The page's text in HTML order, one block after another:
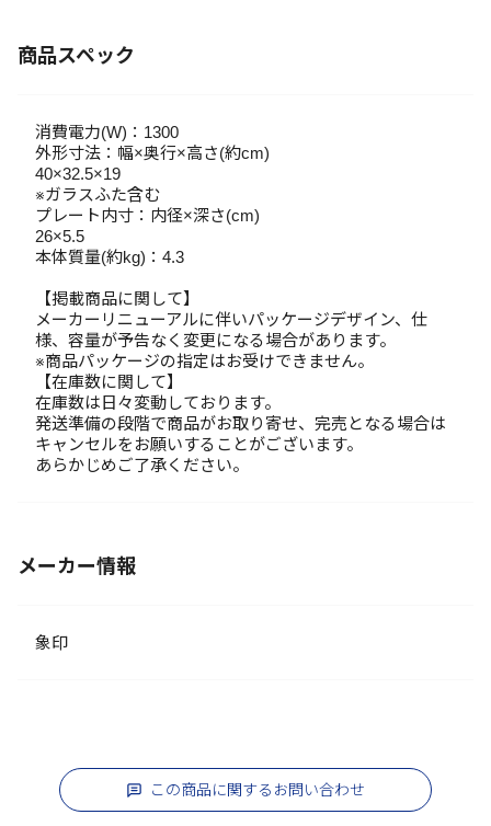
商品スペック
消費電力(W)：1300
外形寸法：幅×奥行×高さ(約cm)
40×32.5×19
※ガラスふた含む
プレート内寸：内径×深さ(cm)
26×5.5
本体質量(約kg)：4.3
【掲載商品に関して】
メーカーリニューアルに伴いパッケージデザイン、仕
様、容量が予告なく変更になる場合があります。
※商品パッケージの指定はお受けできません。
【在庫数に関して】
在庫数は日々変動しております。
発送準備の段階で商品がお取り寄せ、完売となる場合は
キャンセルをお願いすることがございます。
あらかじめご了承ください。
メーカー情報
象印
この商品に関するお問い合わせ